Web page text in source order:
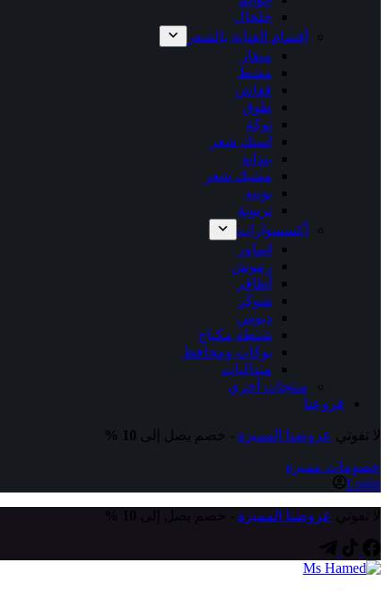
خلخال
أقسام العناية بالشعر
منقار
مشط
قفاش
طوق
توكة
استك شعر
بندانة
مشبك شعر
بونيه
تربونة
أكسسوارات
اساور
رموش
أظافر
شوكر
دبوس
شنطة مكياج
بوكات ومحافظ
ميداليات
منتجات أخري
فروعنا
لا تفوتي عروضنا المميزة - خصم يصل إلى
خصومات مميزة
Login
عروضنا المميزة